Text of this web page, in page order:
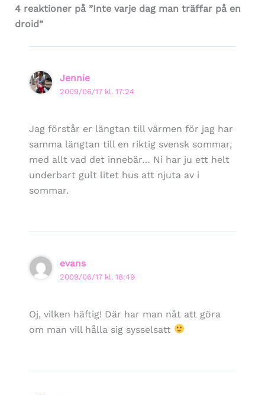
4 reaktioner på ”Inte varje dag man träffar på en
droid”
Jennie
2009/06/17 kl. 17:24
Jag förstår er längtan till värmen för jag har
samma längtan till en riktig svensk sommar,
med allt vad det innebär… Ni har ju ett helt
underbart gult litet hus att njuta av i
sommar.
evans
2009/06/17 kl. 18:49
Oj, vilken häftig! Där har man nåt att göra
om man vill hålla sig sysselsatt